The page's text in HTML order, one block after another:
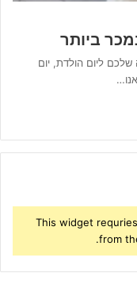
ביותר
ליום הולדת, יום
This widget
from